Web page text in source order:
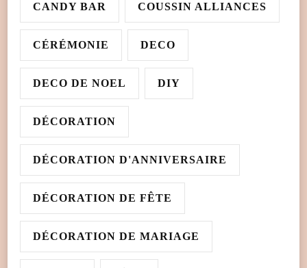
CANDY BAR COUSSIN ALLIANCES
CÉRÉMONIE DECO
DECO DE NOEL DIY
DÉCORATION
DÉCORATION D'ANNIVERSAIRE
DÉCORATION DE FÊTE
DÉCORATION DE MARIAGE